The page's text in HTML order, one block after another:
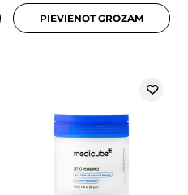
PIEVIENOT GROZAM